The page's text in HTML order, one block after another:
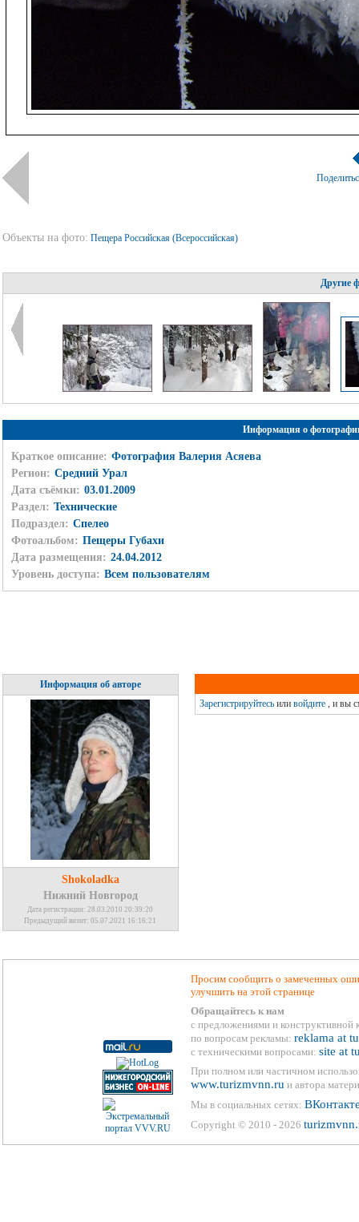
Объекты на фото: Пещера Российская (Всероссийская)
Другие
Информация о
Краткое описание: Фотография Валерия Асяева
Регион: Средний Урал
Дата съёмки: 03.01.2009
Раздел: Технические
Подраздел: Спелео
Фотоальбом: Пещеры Губахи
Дата размещения: 24.04.2012
Уровень доступа: Всем пользователям
Информация об авторе
Shokoladka
Нижний Новгород
Дата регистрации: 28.03.2010 20:39:20
Предыдущий визит: 05.07.2021 16:16:21
Зарегистрируйтесьили войдите, и вы
Просим сообщить о замеченных
улучшить на этой странице
Обращайтесь к нам
с предложениями и конструктивной
по вопросам рекламы: reklama at
с техническими вопросами: site at
При полном или частичном
www.turizmvnn.ru и автора
Мы в социальных сетях:
Copyright © 2010 - 2026